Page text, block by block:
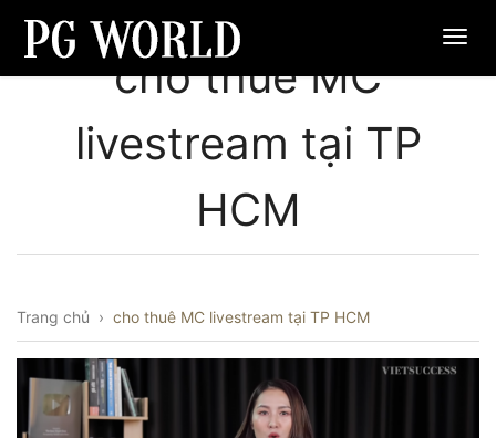
cho thuê MC
livestream tại TP
HCM
Trang chủ › cho thuê MC livestream tại TP HCM